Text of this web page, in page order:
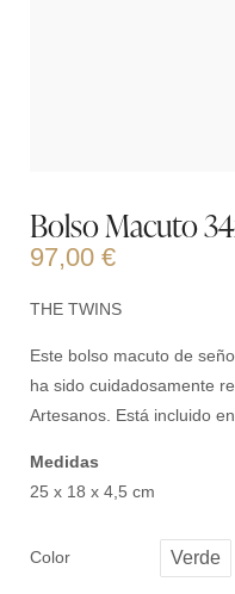
Bolso Macuto
97,00 €
THE TWINS
Este bolso macuto de
ha sido cuidadosamente
Artesanos. Está incluido
Medidas
25 x 18 x 4,5 cm
Color Verde